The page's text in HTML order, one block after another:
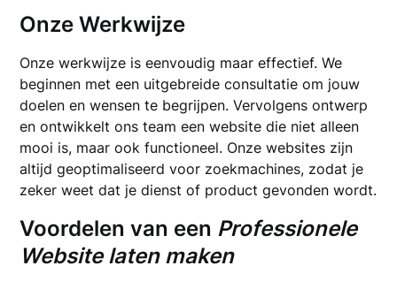
Onze Werkwijze
Onze werkwijze is eenvoudig maar effectief. We
beginnen met een uitgebreide consultatie om jouw
doelen en wensen te begrijpen. Vervolgens ontwerp
en ontwikkelt ons team een website die niet alleen
mooi is, maar ook functioneel. Onze websites zijn
altijd geoptimaliseerd voor zoekmachines, zodat je
zeker weet dat je dienst of product gevonden wordt.
Voordelen van een Professionele
Website laten maken